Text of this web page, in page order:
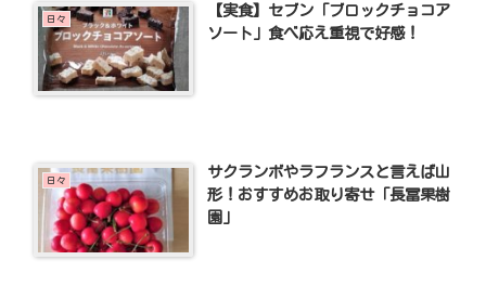
日々
【実食】セブン「ブロックチョコア
ソート」食べ応え重視で好感！
日々
サクランボやラフランスと言えば山
形！おすすめお取り寄せ「長冨果樹
園」